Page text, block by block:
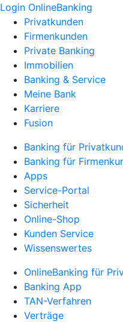
Login OnlineBanking
Privatkunden
Firmenkunden
Private Banking
Immobilien
Banking & Service
Meine Bank
Karriere
Fusion
Banking für
Banking für
Apps
Service-Portal
Sicherheit
Online-Shop
Kunden Service
Wissenswertes
OnlineBanking für
Banking App
TAN-Verfahren
Verträge